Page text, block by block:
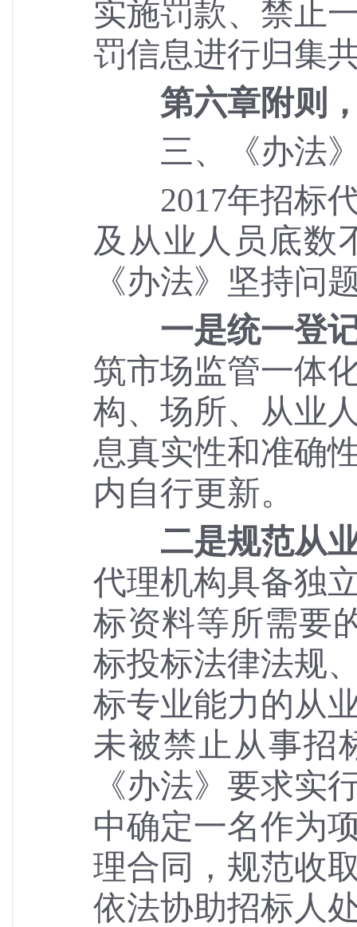
实施罚款、禁止
罚信息进行归集
第六章附则
三、《办法》
2017年招标
及从业人员底数
《办法》坚持问
一是统一登
筑市场监管一体
构、场所、从业
息真实性和准确
内自行更新。
二是规范从
代理机构具备独
标资料等所需要
标投标法律法规
标专业能力的从
未被禁止从事招
《办法》要求实
中确定一名作为
理合同，规范收
依法协助招标人